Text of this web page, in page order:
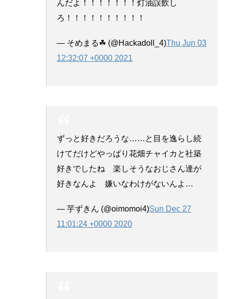
んだよ！！！！！！！灯油誤飲し
ろ！！！！！！！！！！
— そめまる☘ (@Hackadoll_4)Thu Jun 03
12:32:07 +0000 2021
ずっと好きだろうな……と目を逸らし続
けてだけどやっぱり花畑チャイカと社築
好きでしたね 楽しそうなおじさん達が
好きなんよ 嫌いなわけがないんよ…
— 芋ずきん (@oimomoi4)Sun Dec 27
11:01:24 +0000 2020